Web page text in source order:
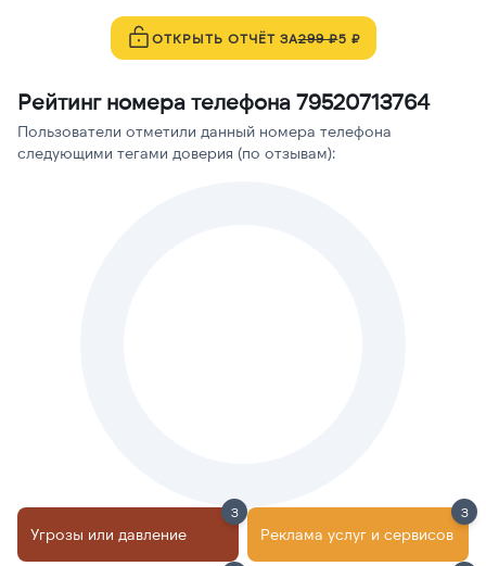
ОТКРЫТЬ ОТЧЁТ ЗА299 ₽5 ₽
Рейтинг номера телефона 79520713764
Пользователи отметили данный номера телефона
следующими тегами доверия (по отзывам):
Угрозы или давление
3
Реклама услуг и сервисов
3